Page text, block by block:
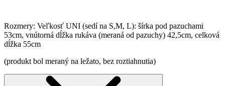
Rozmery: Veľkosť UNI (sedí na S,M, L): šírka pod pazuchami
53cm, vnútorná dĺžka rukáva (meraná od pazuchy) 42,5cm, celková
dĺžka 55cm
(produkt bol meraný na ležato, bez roztiahnutia)